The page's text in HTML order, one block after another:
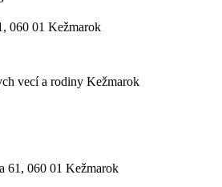
060 01 Kežmarok
vecí a rodiny Kežmarok
61, 060 01 Kežmarok